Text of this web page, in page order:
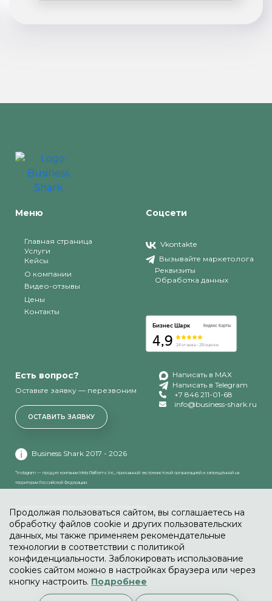
Продолжая пользоваться сайтом, вы соглашаетесь на
обработку файлов cookie и других пользовательских
данных, мы также применяем рекомендательные
технологии в соответствии с политикой
конфиденциальности. Заблокировать использование
cookies сайтом можно в настройках браузера или через
кнопку настроить. Подробнее
Меню
Главная страница
Услуги
Кейсы
О компании
Видео-отзывы
Цены
Контакты
Соцсети
Vkontakte
Вызывайте маркетолога
Реквизиты
Обработка данных
Есть вопрос?
Оставьте заявку — перезвоним
ОСТАВИТЬ ЗАЯВКУ
Написать в MAX
Написать в Telegram
+7 846 211-01-68
info@business-shark.ru
Business Shark 2017 - 2026
*Instagram — продукт компании Meta Platforms Inc., признанной экстремистской организацией и запрещённой на
территории Российской Федерации.
ИНН: 631894935765 ОГРНИП: 318631300139200
Адрес: 443080, Самарская обл., Самара г, Центральная 27
Вся информация о услугах и ценах, размещенных на сайте, не является публичной офертой
Политика в отношении обработки персональных данных
Политика использования файлов cookie